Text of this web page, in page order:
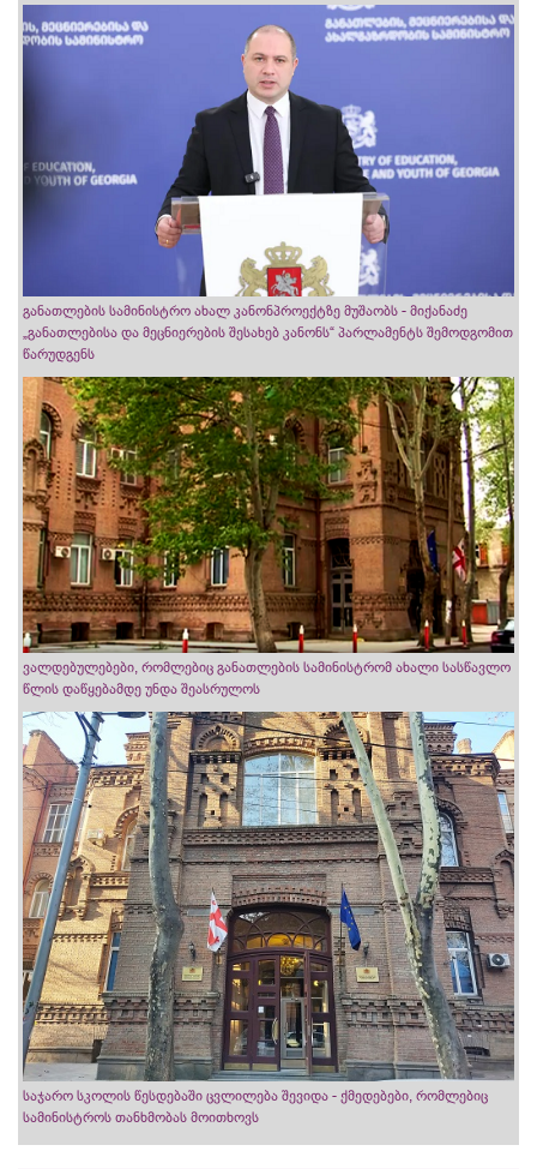
განათლების სამინისტრო ახალ კანონპროექტზე მუშაობს - მიქანაძე
„განათლებისა და მეცნიერების შესახებ კანონს“ პარლამენტს შემოდგომით
წარუდგენს
ვალდებულებები, რომლებიც განათლების სამინისტრომ ახალი სასწავლო
წლის დაწყებამდე უნდა შეასრულოს
საჯარო სკოლის წესდებაში ცვლილება შევიდა - ქმედებები, რომლებიც
სამინისტროს თანხმობას მოითხოვს